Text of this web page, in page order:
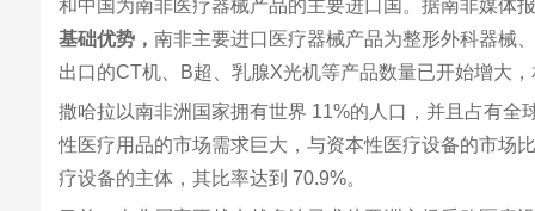
和中国为南非医疗器械产品的主要进口国。据南非媒体
基础优势， 南非主要进口医疗器械产品为整形外科器械
出口的CT机、B超、乳腺X光机等产品数量已开始增大
撒哈拉以南非洲国家拥有世界 11%的人口，并且占有
性医疗用品的市场需求巨大，与资本性医疗设备的市场
疗设备的主体，其比率达到 70.9%。